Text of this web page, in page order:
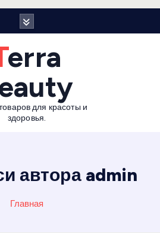
для красоты и
здоровья.
автора admin
Главная